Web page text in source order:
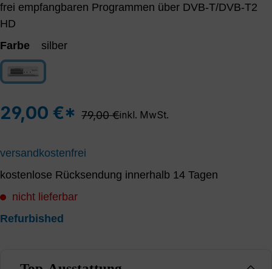
frei empfangbaren Programmen über DVB-T/DVB-T2
HD
Farbe
silber
silber
(Diese Option ist zurzeit nicht verfügbar.)
29,00 €* Regulärer Preis:
79,00 €inkl. MwSt.
versandkostenfrei
kostenlose Rücksendung innerhalb 14 Tagen
nicht lieferbar
Refurbished